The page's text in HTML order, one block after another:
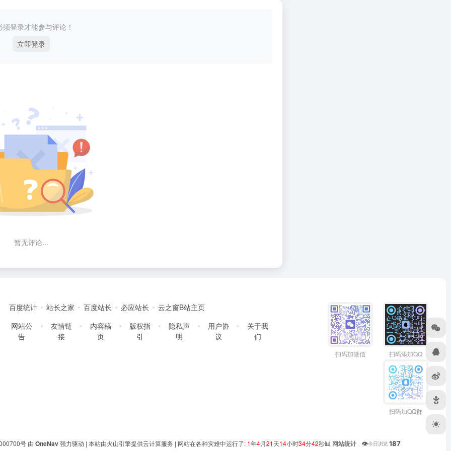
须登录才能参与评论！
立即登录
暂无评论...
百度统计 站长之家 百度站长 必应站长
云之窗B站主页
网站公
告
友情链
接
内容稿
页
版权指
引
隐私声
明
用户协
议
关于我
们
扫码加微信 扫码添加QQ
扫码加QQ群
号 由 OneNav强力驱动 | 本站由火山引擎提供云计算服务 | 网站在各种灾难中运行了: 1年4月21天14小时34分42秒📊 网站统计 👁️今日浏览187